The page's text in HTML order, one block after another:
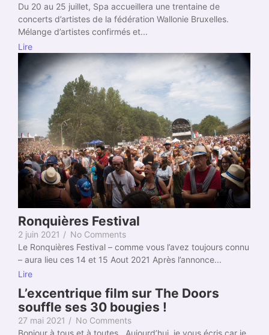
Du 20 au 25 juillet, Spa accueillera une trentaine de
concerts d’artistes de la fédération Wallonie Bruxelles.
Mélange d’artistes confirmés et...
Lire
Ronquières Festival
2 juin 2021 / No Comments
Le Ronquières Festival – comme vous l’avez toujours connu
– aura lieu ces 14 et 15 Aout 2021 Après l’annonce...
Lire
L’excentrique film sur The Doors
souffle ses 30 bougies !
27 mai 2021 / No Comments
Bonjour à tous et à toutes, Aujourd’hui, je vous écris car je